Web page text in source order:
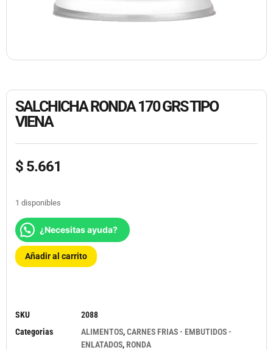
SALCHICHA RONDA 170 GRS TIPO
VIENA
$ 5.661
1 disponibles
¿Necesitas ayuda?
Añadir al carrito
SKU
2088
Categorias
ALIMENTOS,CARNES FRIAS - EMBUTIDOS -
ENLATADOS, RONDA